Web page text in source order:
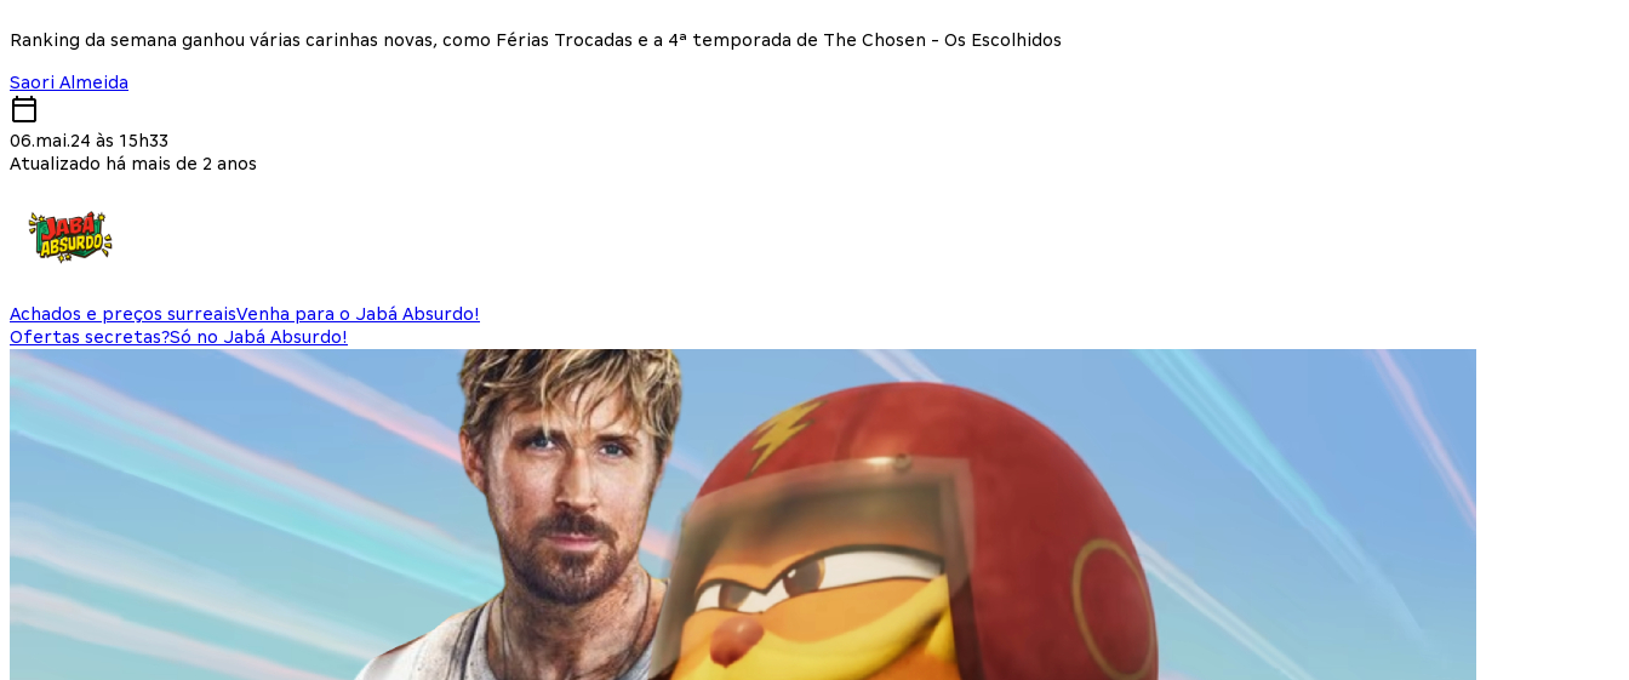
Ranking da semana ganhou várias carinhas novas, como Férias Trocadas e a 4ª temporada de The Chosen - Os Escolhidos
Saori Almeida
06.mai.24 às 15h33
Atualizado há mais de 2 anos
Achados e preços surreaisVenha para o Jabá Absurdo!
Ofertas secretas?Só no Jabá Absurdo!